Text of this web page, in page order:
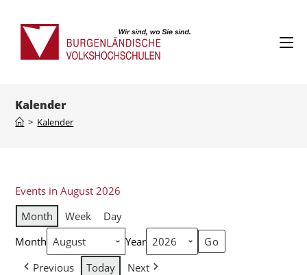
Kalender
> Kalender
Events in August 2026
Month
Week
Day
Month
Year
Previous
Today
Next